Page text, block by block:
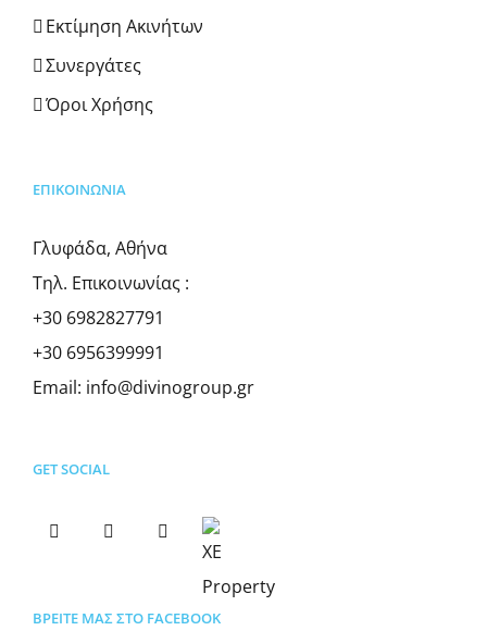
Εκτίμηση Ακινήτων
Συνεργάτες
Όροι Χρήσης
ΕΠΙΚΟΙΝΩΝΊΑ
Γλυφάδα, Αθήνα
Τηλ. Επικοινωνίας :
+30 6982827791
+30 6956399991
Email: info@divinogroup.gr
GET SOCIAL
ΒΡΕΊΤΕ ΜΑΣ ΣΤΟ FACEBOOK